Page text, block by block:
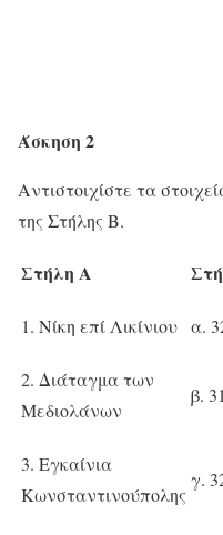
Άσκηση 2
Αντιστοιχίστε τα
της Στήλης Β.
Στήλη Α
1. Νίκη επί Λικίνιου α.
2. Διάταγμα των
Μεδιολάνων
β.
3. Εγκαίνια
Κωνσταντινούπολης
γ.